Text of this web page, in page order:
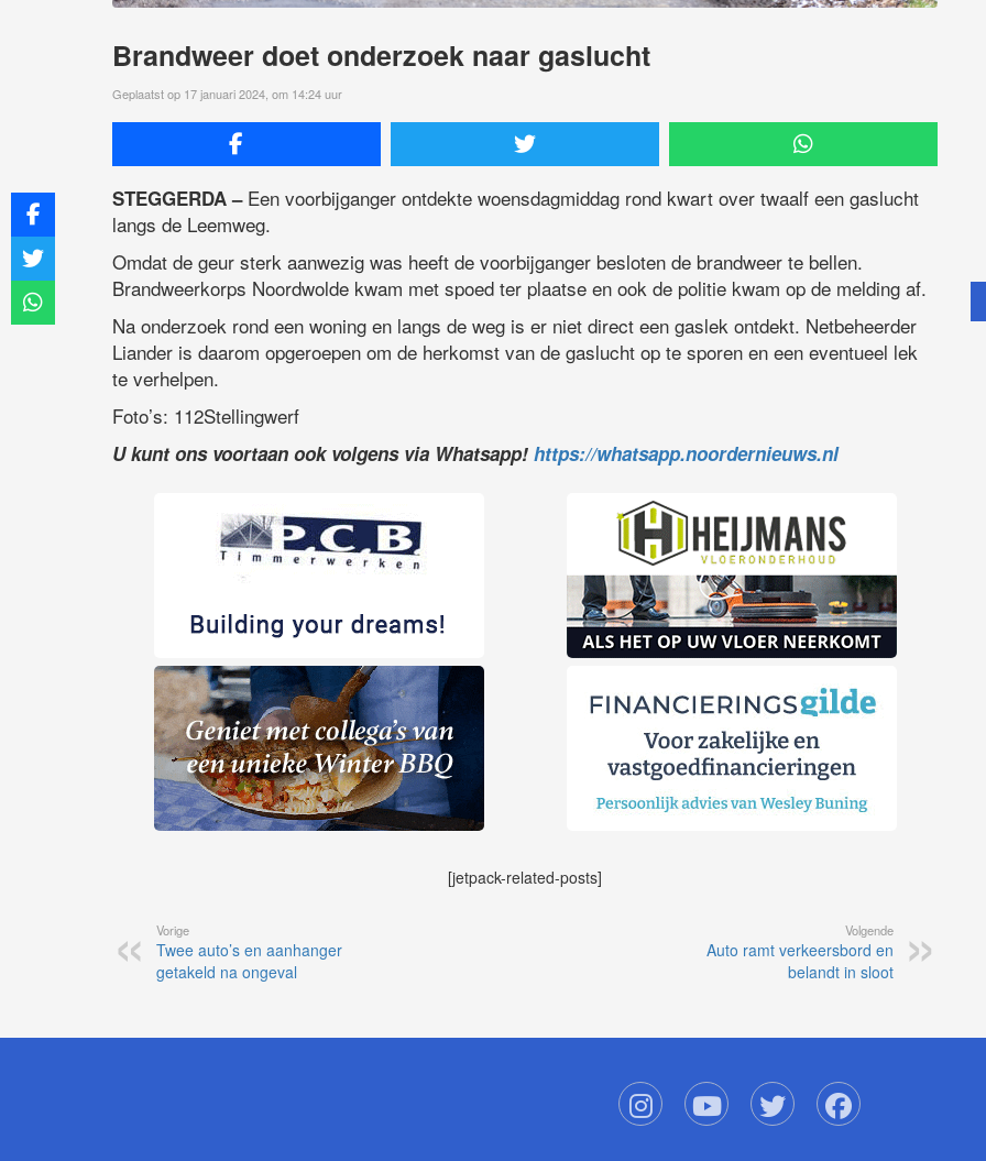
Brandweer doet onderzoek naar gaslucht
Geplaatst op 17 januari 2024, om 14:24 uur
STEGGERDA –Een voorbijganger ontdekte woensdagmiddag rond kwart over twaalf een gaslucht
langs de Leemweg.
Omdat de geur sterk aanwezig was heeft de voorbijganger besloten de brandweer te bellen.
Brandweerkorps Noordwolde kwam met spoed ter plaatse en ook de politie kwam op de melding af.
Na onderzoek rond een woning en langs de weg is er niet direct een gaslek ontdekt. Netbeheerder
Liander is daarom opgeroepen om de herkomst van de gaslucht op te sporen en een eventueel lek
te verhelpen.
Foto’s: 112Stellingwerf
U kunt ons voortaan ook volgens via Whatsapp! https://whatsapp.noordernieuws.nl
[jetpack-related-posts]
Vorige
Twee auto’s en aanhanger
getakeld na ongeval
Volgende
Auto ramt verkeersbord en
belandt in sloot